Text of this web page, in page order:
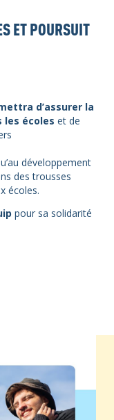
ET POURSUIT
d’assurer la
les écoles et de
développement
des trousses
écoles.
pour sa solidarité